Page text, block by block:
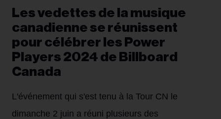
Les vedettes de la musique
canadienne se réunissent
pour célébrer les Power
Players 2024 de Billboard
Canada
L'événement qui s'est tenu à la Tour CN le
dimanche 2 juin a réuni plusieurs des